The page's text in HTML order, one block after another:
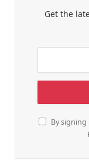
Get the
By